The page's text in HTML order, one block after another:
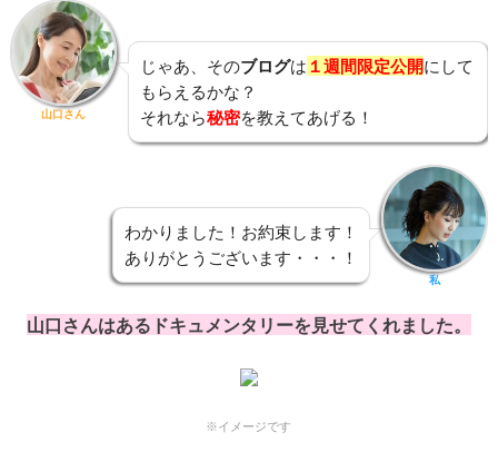
山口さん
じゃあ、そのブログは １週間限定公開にして
もらえるかな？
それなら秘密を教えてあげる！
わかりました！お約束します！
ありがとうございます・・・！
私
山口さんはあるドキュメンタリーを見せてくれました。
※イメージです